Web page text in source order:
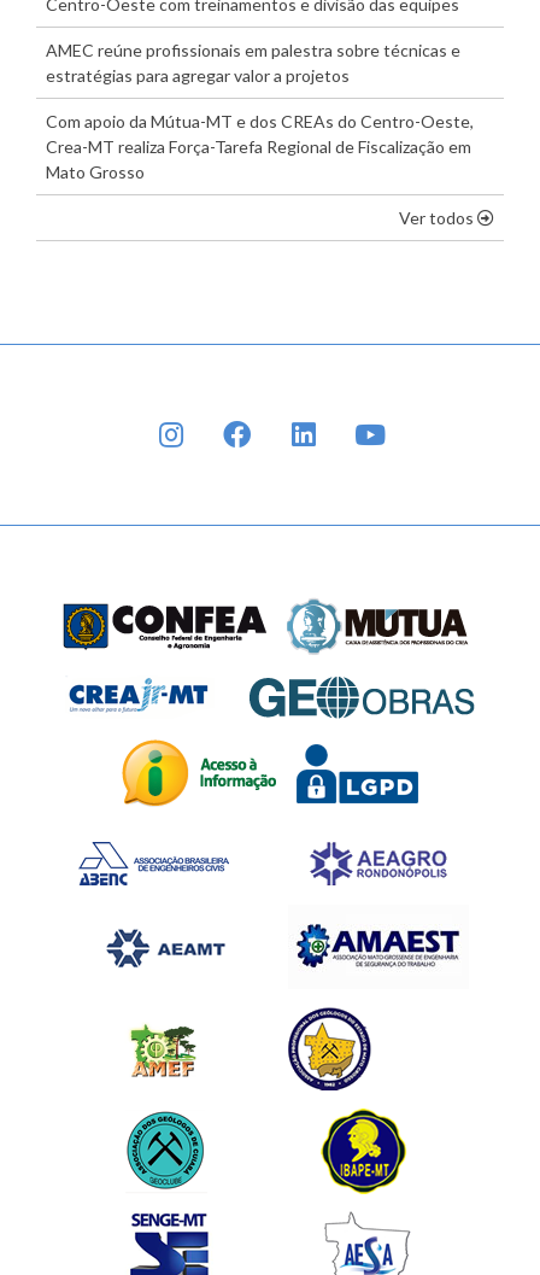
AMEC reúne profissionais em palestra sobre técnicas e
estratégias para agregar valor a projetos
Com apoio da Mútua-MT e dos CREAs do Centro-Oeste,
Crea-MT realiza Força-Tarefa Regional de Fiscalização em
Mato Grosso
Ver todos os
INSTAGRAMFACEBOOKLINKEDIN